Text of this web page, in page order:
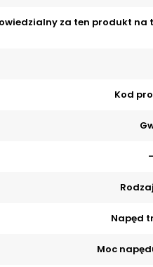
za ten produkt na
Kod
Napęd
Moc